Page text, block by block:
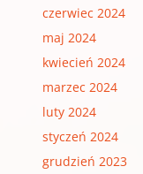
czerwiec 2024
maj 2024
kwiecień 2024
marzec 2024
luty 2024
styczeń 2024
grudzień 2023